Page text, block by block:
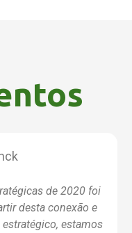
de 2020 foi
desta conexão e
estamos